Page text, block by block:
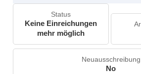
Status
Keine Einreichungen
mehr möglich
Neuausschreibung
No